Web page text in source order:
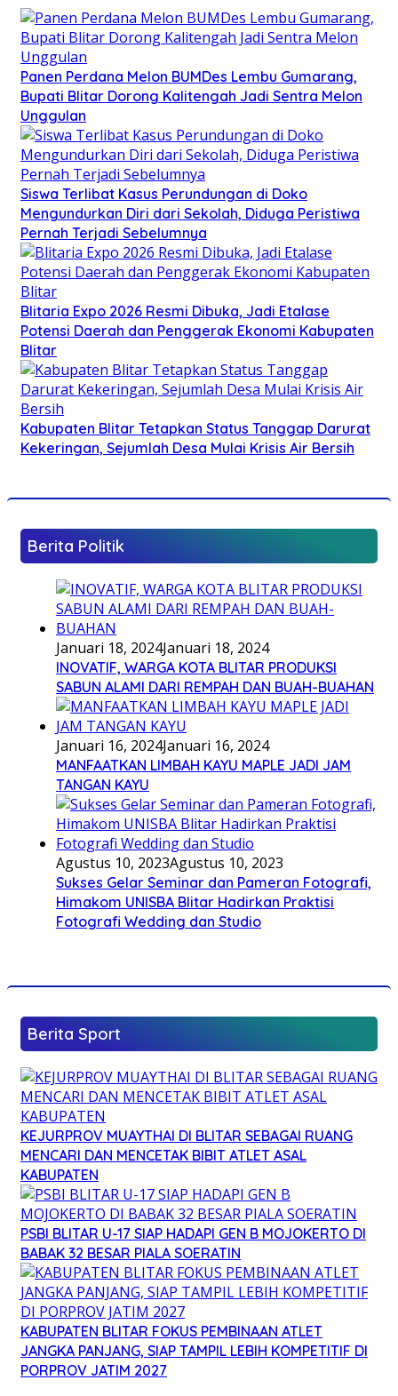
Panen Perdana Melon BUMDes Lembu Gumarang,
Bupati Blitar Dorong Kalitengah Jadi Sentra Melon
Unggulan
Siswa Terlibat Kasus Perundungan di Doko
Mengundurkan Diri dari Sekolah, Diduga Peristiwa
Pernah Terjadi Sebelumnya
Blitaria Expo 2026 Resmi Dibuka, Jadi Etalase
Potensi Daerah dan Penggerak Ekonomi Kabupaten
Blitar
Kabupaten Blitar Tetapkan Status Tanggap Darurat
Kekeringan, Sejumlah Desa Mulai Krisis Air Bersih
Berita Politik
Januari 18, 2024Januari 18, 2024
INOVATIF, WARGA KOTA BLITAR PRODUKSI
SABUN ALAMI DARI REMPAH DAN BUAH-BUAHAN
Januari 16, 2024Januari 16, 2024
MANFAATKAN LIMBAH KAYU MAPLE JADI JAM
TANGAN KAYU
Agustus 10, 2023Agustus 10, 2023
Sukses Gelar Seminar dan Pameran Fotografi,
Himakom UNISBA Blitar Hadirkan Praktisi
Fotografi Wedding dan Studio
Berita Sport
KEJURPROV MUAYTHAI DI BLITAR SEBAGAI RUANG
MENCARI DAN MENCETAK BIBIT ATLET ASAL
KABUPATEN
PSBI BLITAR U-17 SIAP HADAPI GEN B MOJOKERTO DI
BABAK 32 BESAR PIALA SOERATIN
KABUPATEN BLITAR FOKUS PEMBINAAN ATLET
JANGKA PANJANG, SIAP TAMPIL LEBIH KOMPETITIF DI
PORPROV JATIM 2027